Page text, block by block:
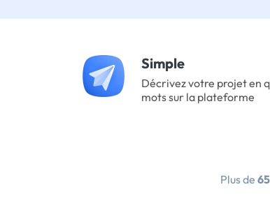
Simple
Décrivez votre projet en
mots sur la plateforme
Plus de